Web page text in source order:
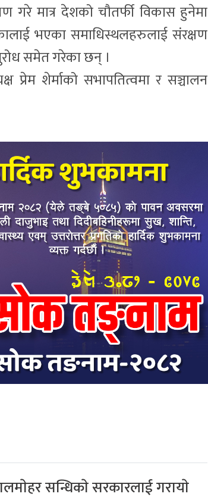
गरे मात्र देशको चौतर्फी विकास हुनेमा
भएका समाधिस्थलहरुलाई संरक्षण
समेत गरेका छन् ।
प्रेम शेर्माको सभापतित्वमा र सञ्चालन
सन्धिकाे सरकारलाई गरायाे